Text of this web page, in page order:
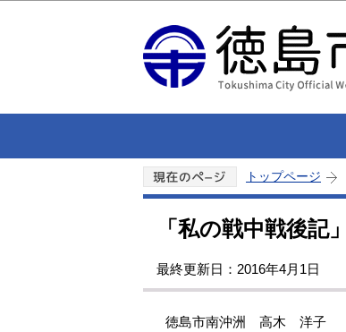
トップページ
「私の戦中戦後記」
最終更新日：2016年4月1日
徳島市南沖洲 高木 洋子